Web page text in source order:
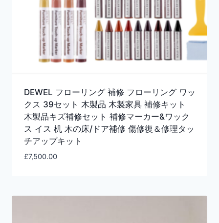
DEWEL フローリング 補修 フローリング ワッ
クス 39セット 木製品 木製家具 補修キット
木製品キズ補修セット 補修マーカー&ワック
ス イス 机 木の床/ドア補修 傷修復＆修理タッ
チアップキット
£7,500.00